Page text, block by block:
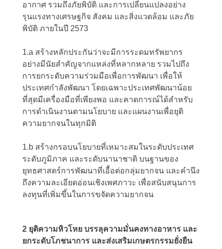
อากาศ รวมถึงภัยพิบัติ และการเปลี่ยนแปลงอย่าง
รุนแรงทางเศรษฐกิจ สังคม และสิ่งแวดล้อม และภัย
พิบัติ ภายในปี 2573
1.a สร้างหลักประกันว่าจะมีการระดมทรัพยากร
อย่างมีนัยสำคัญจากแหล่งที่หลากหลาย รวมไปถึง
การยกระดับความร่วมมือเพื่อการพัฒนา เพื่อให้
ประเทศกำลังพัฒนา โดยเฉพาะประเทศพัฒนาน้อย
ที่สุดมีเครื่องมือที่เพียงพอ และคาดการณ์ได้สำหรับ
การดำเนินงานตามนโยบาย และแผนงานเพื่อยุติ
ความยากจนในทุกมิติ
1.b สร้างกรอบนโยบายที่เหมาะสมในระดับประเทศ
ระดับภูมิภาค และระดับนานาชาติ บนฐานของ
ยุทธศาสตร์การพัฒนาที่เอื้อต่อกลุ่มยากจน และคำนึง
ถึงความละเอียดอ่อนเชิงเพศภาวะ เพื่อสนับสนุนการ
ลงทุนที่เพิ่มขึ้นในการขจัดความยากจน
2 ยุติความหิวโหย บรรลุความมั่นคงทางอาหาร และ
ยกระดับโภชนาการ และส่งเสริมเกษตรกรรมยั่งยืน